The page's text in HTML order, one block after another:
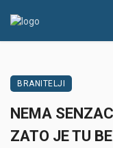
BRANITELJI
NEMA
ZATO JE TU